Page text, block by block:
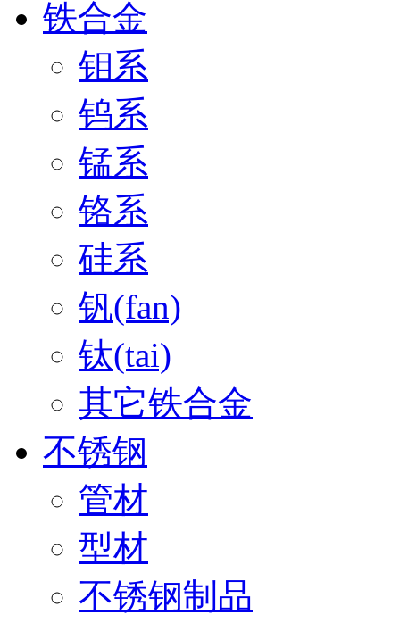
铁合金
钼系
钨系
锰系
铬系
硅系
钒(fan)
钛(tai)
其它铁合金
不锈钢
管材
型材
不锈钢制品